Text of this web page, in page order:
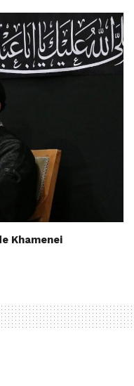
Khamenei